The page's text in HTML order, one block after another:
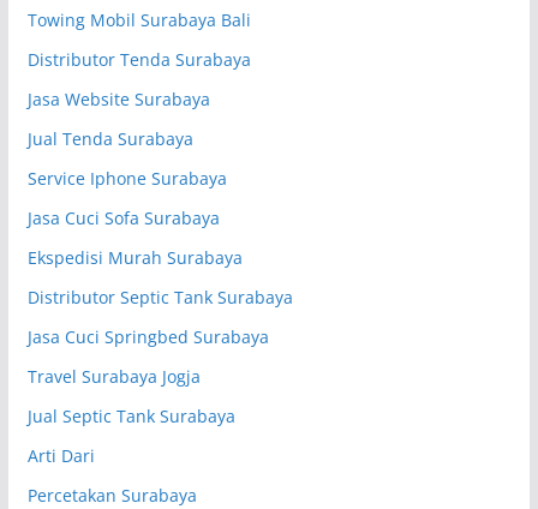
Towing Mobil Surabaya Bali
Distributor Tenda Surabaya
Jasa Website Surabaya
Jual Tenda Surabaya
Service Iphone Surabaya
Jasa Cuci Sofa Surabaya
Ekspedisi Murah Surabaya
Distributor Septic Tank Surabaya
Jasa Cuci Springbed Surabaya
Travel Surabaya Jogja
Jual Septic Tank Surabaya
Arti Dari
Percetakan Surabaya